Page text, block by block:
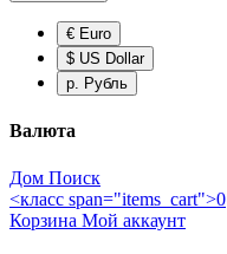
€ Euro
$ US Dollar
р. Рубль
Валюта
Дом Поиск
<класс span="items_cart">0
Корзина Мой аккаунт